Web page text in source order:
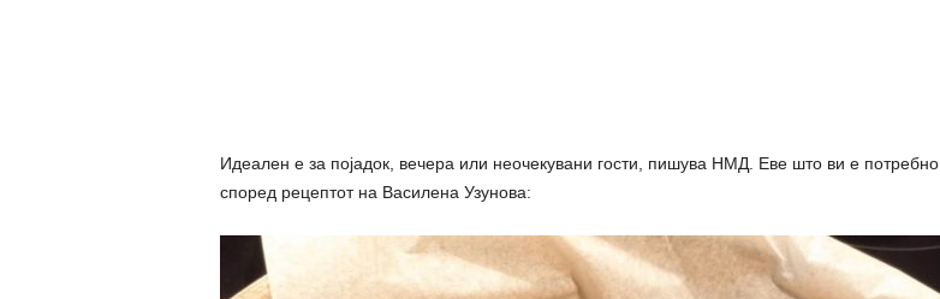
Идеален е за појадок, вечера или неочекувани гости, пишува НМД. Еве што ви е потребно
според рецептот на Василена Узунова: